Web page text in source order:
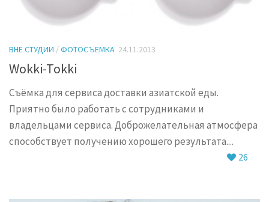
ВНЕ СТУДИИ /ФОТОСЪЕМКА 24.11.2013
Wokki-Tokki
Съёмка для сервиса доставки азиатской еды.
Приятно было работать с сотрудниками и
владельцами сервиса. Доброжелательная атмосфера
способствует получению хорошего результата....
26